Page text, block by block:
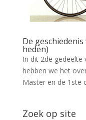
De
heden)
In dit 2de gedeelte
hebben we het
Master en de 1ste
Zoek op site